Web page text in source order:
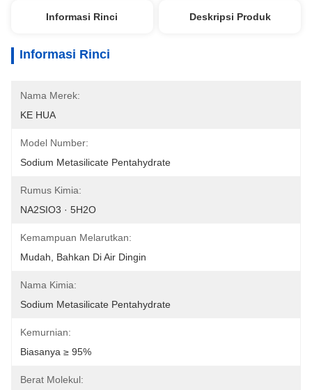
Informasi Rinci Deskripsi Produk
Informasi Rinci
Nama Merek:
KE HUA
Model Number:
Sodium Metasilicate Pentahydrate
Rumus Kimia:
NA2SIO3 · 5H2O
Kemampuan Melarutkan:
Mudah, Bahkan Di Air Dingin
Nama Kimia:
Sodium Metasilicate Pentahydrate
Kemurnian:
Biasanya ≥ 95%
Berat Molekul: